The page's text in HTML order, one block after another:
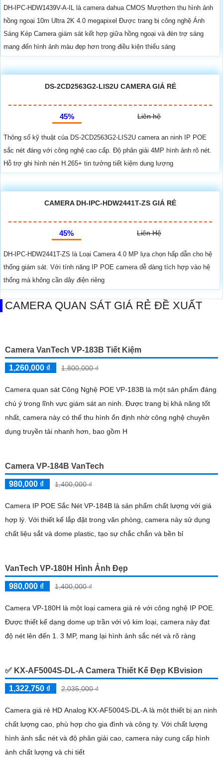
DH-IPC-HDW1439V-A-IL là camera dahua CMOS Mượthơn thu hình ảnh
hồng ngoại 10m Ultra 2K 4.0 megapixel Được trang bị công nghệ Ánh
Sáng Kép Camera giám sát kết hợp giữa hồng ngoại và đèn trợ sáng
mang đến hình ảnh màu đẹp hơn trong điều kiện thiếu sáng
DS-2CD2563G2-LIS2U CAMERA GIÁ RẺ
45% Liên hệ
Thông số kỹ thuật của DS-2CD2563G2-LIS2U camera an ninh IP POE
sắc nét đáng với công nghệ cao cấp. Độ phân giải 4MP hình ảnh rõ nét.
Hỗ trợ ghi hình nén H.265+ tin tưởng tiết kiệm dung lượng
CAMERA DH-IPC-HDW2441T-ZS GIÁ RẺ
45% Liên Hệ
DH-IPC-HDW2441T-ZS là Loại Camera 4.0 MP lựa chọn hấp dẫn cho hệ
thống giám sát. Với tính năng IP POE camera dễ dàng tích hợp vào hệ
thống mà không cần dây điện riêng
CAMERA QUAN SÁT GIÁ RẺ ĐỀ XUẤT
Camera VanTech VP-183B Tiết Kiệm
1,260,000 ₫ 1,800,000 ₫
Camera quan sát Công Nghệ POE VP-183B là một sản phẩm đáng
chú ý trong lĩnh vực giám sát an ninh. Được trang bị khả năng tốt
nhất, camera này có thể thu hình ổn định nhờ công nghệ chuyên
dụng truyền tải nhanh hơn, bao gồm H
Camera VP-184B VanTech
980,000 ₫ 1,400,000 ₫
Camera IP POE Sắc Nét VP-184B là sản phẩm chất lượng với giá
hợp lý. Với thiết kế lắp đặt trong văn phòng, camera này sử dụng
chất liệu sắt và dome plastic, tạo sự chắc chắn và bền bỉ
VanTech VP-180H Hình Ảnh Đẹp
980,000 ₫ 1,400,000 ₫
Camera VP-180H là một loại camera giá rẻ với công nghệ IP POE.
Được thiết kế dạng dome up trần với vỏ kim loại, camera này đạt
độ nét lên đến 1. 3 MP, mang lại hình ảnh sắc nét và rõ ràng
✅ KX-AF5004S-DL-A Camera Thiết Kế Đẹp KBvision
1,322,750 ₫ 2,035,000 ₫
Camera giá rẻ HD Analog KX-AF5004S-DL-A là một thiết bị an ninh
chất lượng cao, phù hợp cho gia đình và công ty. Với chất lượng
hình ảnh sắc nét và độ phân giải cao, camera này cung cấp hình
ảnh chất lượng và chi tiết